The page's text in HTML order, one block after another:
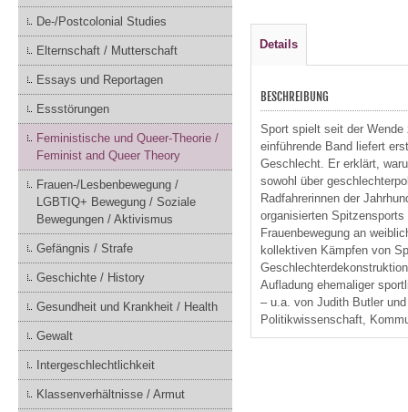
De-/Postcolonial Studies
Elternschaft / Mutterschaft
Essays und Reportagen
Essstörungen
Feministische und Queer-Theorie /
Feminist and Queer Theory
Frauen-/Lesbenbewegung /
LGBTIQ+ Bewegung / Soziale
Bewegungen / Aktivismus
Gefängnis / Strafe
Geschichte / History
Gesundheit und Krankheit / Health
Gewalt
Intergeschlechtlichkeit
Klassenverhältnisse / Armut
Details
BESCHREIBUNG
Sport spielt seit der
einführende Band liefert
Geschlecht. Er erklärt,
sowohl über
Radfahrerinnen der
organisierten
Frauenbewegung an
kollektiven Kämpfen von
Aufladung ehemaliger
– u.a. von Judith Butler
Politikwissenschaft,